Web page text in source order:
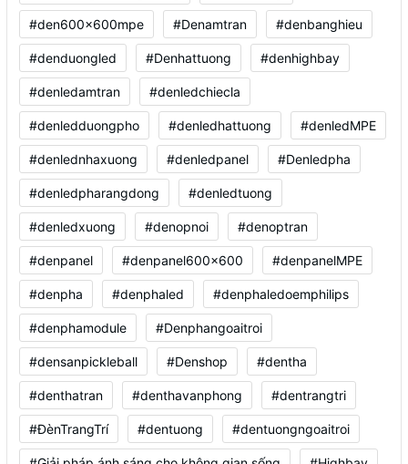
#den600x600mpe #Denamtran #denbanghieu
#denduongled #Denhattuong #denhighbay
#denledamtran #denledchiecla
#denledduongpho #denledhattuong #denledMPE
#denlednhaxuong #denledpanel #Denledpha
#denledpharangdong #denledtuong
#denledxuong #denopnoi #denoptran
#denpanel #denpanel600x600 #denpanelMPE
#denpha #denphaled #denphaledoemphilips
#denphamodule #Denphangoaitroi
#densanpickleball #Denshop #dentha
#denthatran #denthavanphong #dentrangtri
#ĐènTrangTrí #dentuong #dentuongngoaitroi